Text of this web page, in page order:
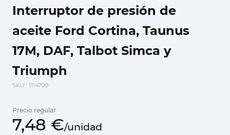
Interruptor de presión de
aceite Ford Cortina, Taunus
17M, DAF, Talbot Simca y
Triumph
SKU : 1114700
Precio regular
7,48 €/unidad